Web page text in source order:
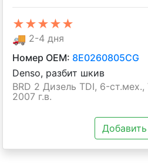
★★★★★
🚚 2-4 дня
Номер OEM: 8E0260805CG
Denso, разбит шкив
BRD 2 Дизель TDI, 6-
2007 г.в.